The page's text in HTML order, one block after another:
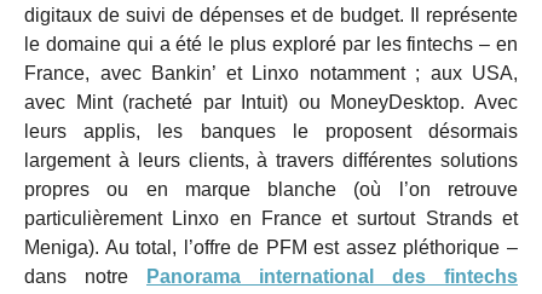
digitaux de suivi de dépenses et de budget. Il représente
le domaine qui a été le plus exploré par les fintechs – en
France, avec Bankin’ et Linxo notamment ; aux USA,
avec Mint (racheté par Intuit) ou MoneyDesktop. Avec
leurs applis, les banques le proposent désormais
largement à leurs clients, à travers différentes solutions
propres ou en marque blanche (où l’on retrouve
particulièrement Linxo en France et surtout Strands et
Meniga). Au total, l’offre de PFM est assez pléthorique –
dans notre
Panorama international des fintechs